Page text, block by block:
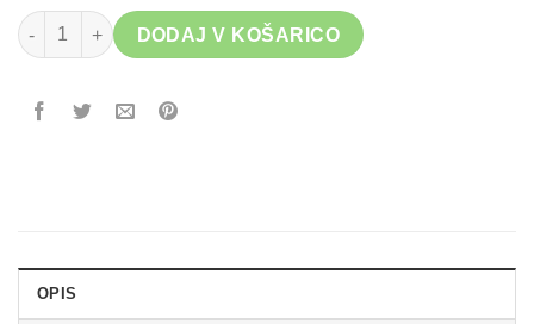
ELUIR Pas za dvigovanje uteži količina
DODAJ V KOŠARICO
OPIS